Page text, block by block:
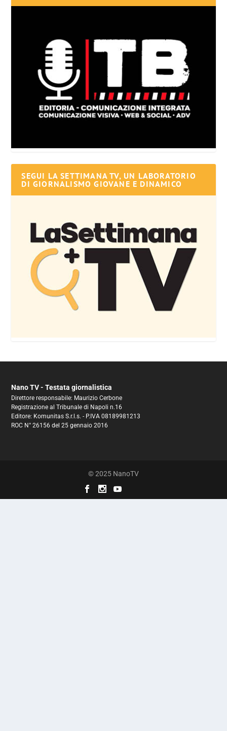
SEGUI LA SETTIMANA TV, UN LABORATORIO
DI GIORNALISMO GIOVANE E DINAMICO
Nano TV - Testata giornalistica
Direttore responsabile: Maurizio Cerbone
Registrazione al Tribunale di Napoli n.16
Editore: Komunitas S.r.l.s. - P.IVA 08189981213
ROC N° 26156 del 25 gennaio 2016
© 2025 NanoTV